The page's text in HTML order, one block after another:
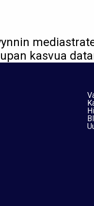
kasvua